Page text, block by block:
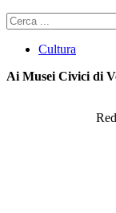
Cerca
Cultura
Ai Musei Civici di